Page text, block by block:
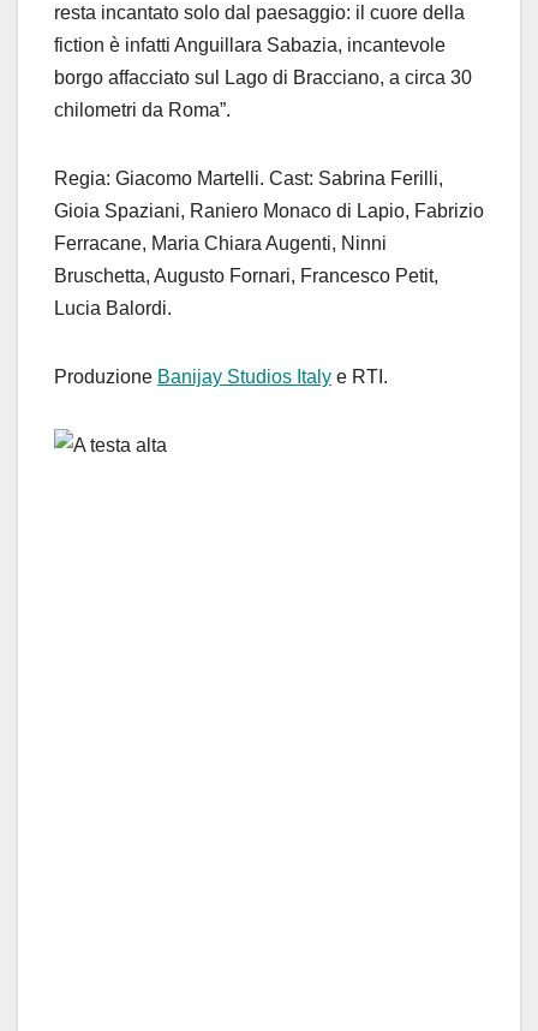
resta incantato solo dal paesaggio: il cuore della
fiction è infatti Anguillara Sabazia, incantevole
borgo affacciato sul Lago di Bracciano, a circa 30
chilometri da Roma”.
Regia: Giacomo Martelli. Cast: Sabrina Ferilli,
Gioia Spaziani, Raniero Monaco di Lapio, Fabrizio
Ferracane, Maria Chiara Augenti, Ninni
Bruschetta, Augusto Fornari, Francesco Petit,
Lucia Balordi.
Produzione Banijay Studios Italy e RTI.